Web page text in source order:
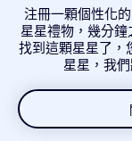
注冊一顆個性化
星星禮物，幾分
找到這顆星星了，
星星，我